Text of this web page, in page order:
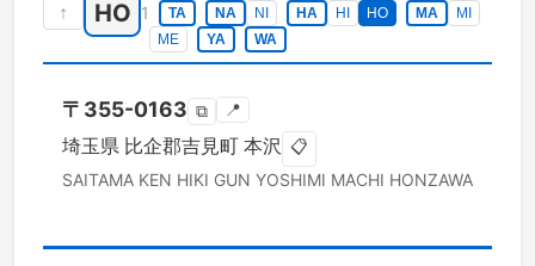
↑ HO 1
TA
NA NI HA HI HO MA
MI
ME
YA WA
〒 355-0163 ⧉ 📍
埼玉県 比企郡吉見町 本沢 📋
SAITAMA KEN HIKI GUN YOSHIMI MACHI HONZAWA